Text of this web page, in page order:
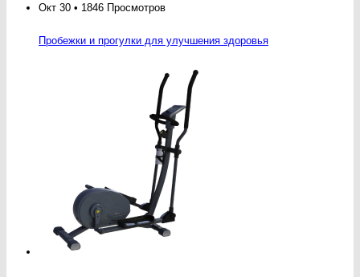
Окт 30 • 1846 Просмотров
Пробежки и прогулки для улучшения здоровья